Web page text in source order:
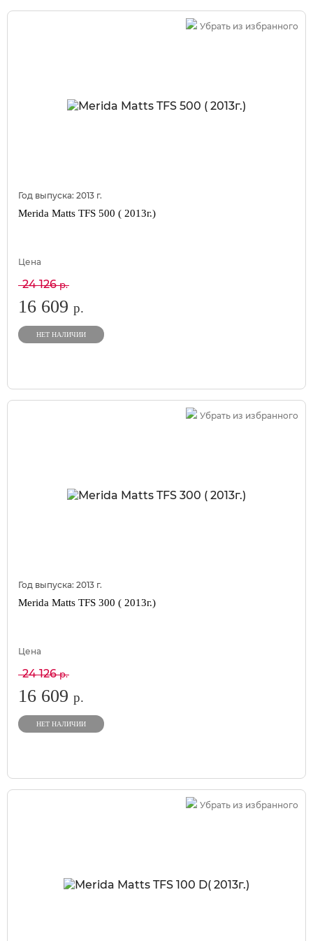
Убрать из избранного
Год выпуска: 2013 г.
Merida Matts TFS 500 ( 2013г.)
Цена
24 126р.
16 609 р.
НЕТ НАЛИЧИИ
Убрать из избранного
Год выпуска: 2013 г.
Merida Matts TFS 300 ( 2013г.)
Цена
24 126р.
16 609 р.
НЕТ НАЛИЧИИ
Убрать из избранного